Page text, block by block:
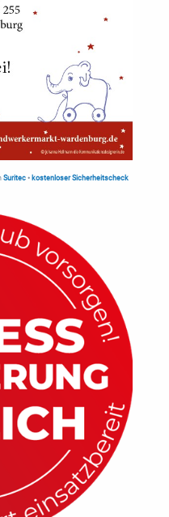
Suritec • kostenloser Sicherheitscheck